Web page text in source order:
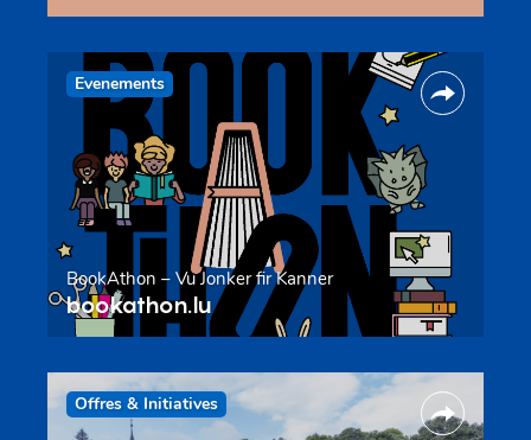
Evenements
BookAthon – Vu Jonker fir Kanner
bookathon.lu
Offres & Initiatives